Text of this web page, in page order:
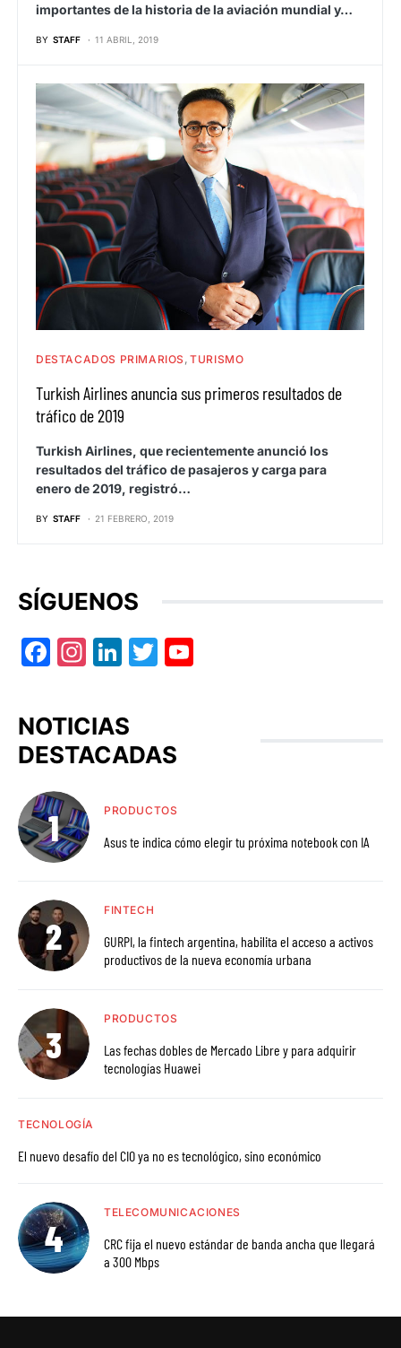
importantes de la historia de la aviación mundial y…
BY STAFF 11 ABRIL, 2019
DESTACADOS PRIMARIOS TURISMO
Turkish Airlines anuncia sus primeros resultados de
tráfico de 2019
Turkish Airlines, que recientemente anunció los
resultados del tráfico de pasajeros y carga para
enero de 2019, registró…
BY STAFF 21 FEBRERO, 2019
SÍGUENOS
Facebook
Instagram
LinkedIn
Twitter
NOTICIAS
DESTACADAS
PRODUCTOS
Asus te indica cómo elegir tu próxima notebook con IA
FINTECH
GURPI, la fintech argentina, habilita el acceso a activos
productivos de la nueva economía urbana
PRODUCTOS
Las fechas dobles de Mercado Libre y para adquirir
tecnologías Huawei
TECNOLOGÍA
El nuevo desafío del CIO ya no es tecnológico, sino económico
TELECOMUNICACIONES
CRC fija el nuevo estándar de banda ancha que llegará
a 300 Mbps